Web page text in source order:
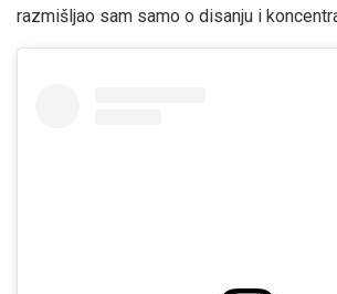
razmišljao sam samo o disanju i